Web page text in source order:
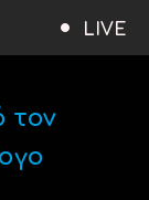
LIVE
τον